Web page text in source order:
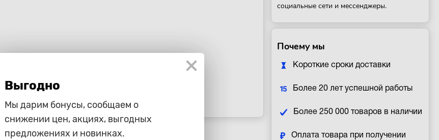
социальные сети и мессенджеры.
Почему мы
Короткие сроки доставки
Более 20 лет успешной работы
Более 250 000 товаров в наличии
Оплата товара при получении
Выгодно
Мы дарим бонусы, сообщаем о
снижении цен, акциях, выгодных
предложениях и новинках.